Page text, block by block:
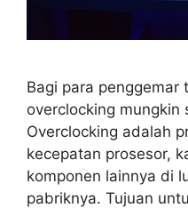
Bagi para penggemar
overclocking mungkin
Overclocking adalah
kecepatan prosesor,
komponen lainnya di
pabriknya. Tujuan